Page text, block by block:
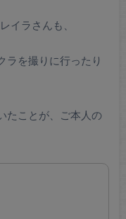
イラさんも、
ラを撮りに行ったり
たことが、ご本人の